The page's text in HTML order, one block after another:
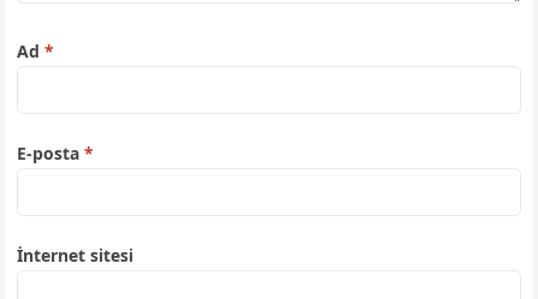
Ad*
E-posta*
İnternet sitesi